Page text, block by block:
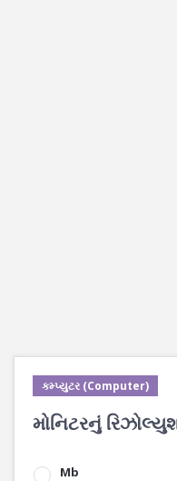
કમ્પ્યુટર (Computer)
મોનિટરનું
Mb